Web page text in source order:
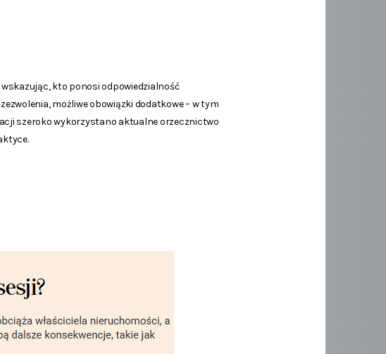
kto ponosi odpowiedzialność
możliwe obowiązki dodatkowe – w tym
szeroko wykorzystano aktualne orzecznictwo